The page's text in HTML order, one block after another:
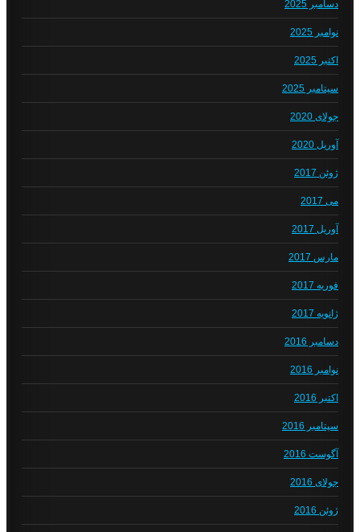
دسامبر 2025
نوامبر 2025
اکتبر 2025
سپتامبر 2025
جولای 2020
آوریل 2020
ژوئن 2017
می 2017
آوریل 2017
مارس 2017
فوریه 2017
ژانویه 2017
دسامبر 2016
نوامبر 2016
اکتبر 2016
سپتامبر 2016
آگوست 2016
جولای 2016
ژوئن 2016